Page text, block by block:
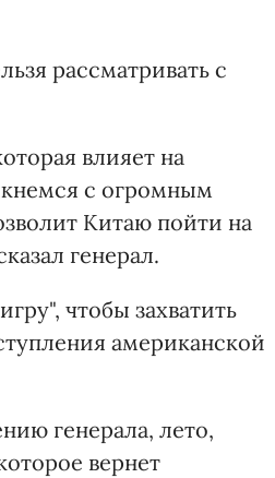
рассматривать с
влияет на
с огромным
Китаю пойти на
генерал.
чтобы захватить
американской
генерала, лето,
вернет